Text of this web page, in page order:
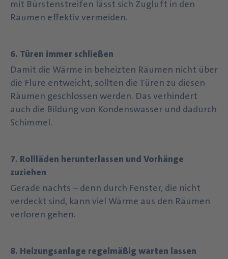
mit Bürstenstreifen lässt sich Zugluft in den
Räumen effektiv vermeiden.
6. Türen immer schließen
Damit die Wärme in beheizten Räumen nicht über
die Flure entweicht, sollten die Türen zu diesen
Räumen geschlossen werden. Das verhindert
auch die Bildung von Kondenswasser und dadurch
Schimmel.
7. Rollläden herunterlassen und Vorhänge
zuziehen
Gerade nachts – denn durch Fenster, die nicht
verdeckt sind, kann viel Wärme aus den Räumen
verloren gehen.
8. Heizungsanlage regelmäßig warten lassen